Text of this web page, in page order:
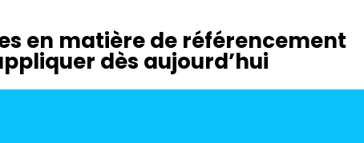
en matière de référencement
dès aujourd’hui